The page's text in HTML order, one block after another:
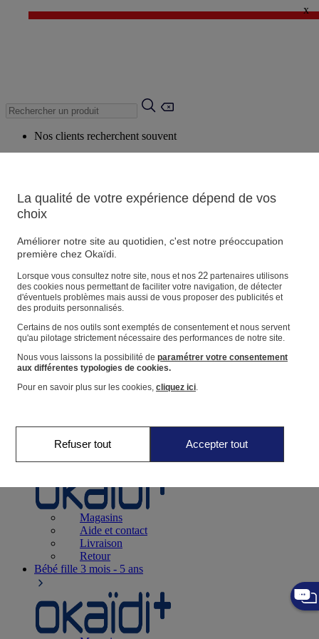
✨ LAST DAYS : Jusqu'à -60%* ✨
x
Nos clients recherchent souvent
Produits suggérés
Voir tous les produits
Magasin
Vos informations personnelles
Suivre une commande
Panier
Favoris
Naissance0-12 mois
Magasins
Aide et contact
Livraison
Retour
Bébé fille 3 mois - 5 ans
La qualité de votre expérience dépend de vos
choix
Améliorer notre site au quotidien, c'est notre préoccupation
première chez Okaïdi.
Lorsque vous consultez notre site, nous et nos 22partenaires utilisons
des cookies nous permettant de faciliter votre navigation, de détecter
d'éventuels problèmes mais aussi de vous proposer des publicités et
des produits personnalisés.
Certains de nos outils sont exemptés de consentement et nous servent
qu'au pilotage strictement nécessaire des performances de notre site.
Nous vous laissons la possibilité de paramétrer votre consentement
aux différentes typologies de cookies.
Pour en savoir plus sur les cookies, cliquez ici.
Refuser tout Accepter tout